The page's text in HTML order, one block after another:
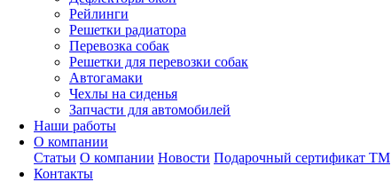
Рейлинги
Решетки радиатора
Перевозка собак
Решетки для перевозки собак
Автогамаки
Чехлы на сиденья
Запчасти для автомобилей
Наши работы
О компании
Статьи О компании Новости Подарочный сертификат ТМ
Контакты